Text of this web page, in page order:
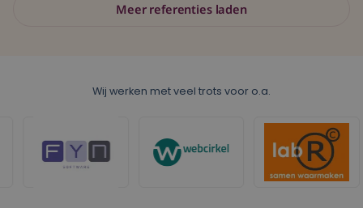
Meer referenties laden
Wij werken met veel trots voor o.a.